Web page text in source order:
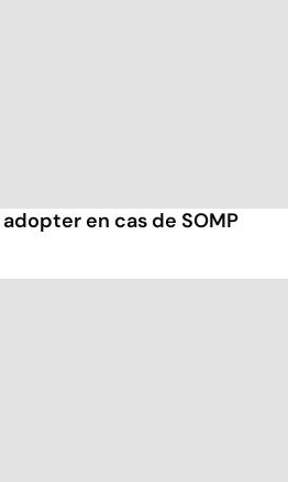
en cas de SOMP